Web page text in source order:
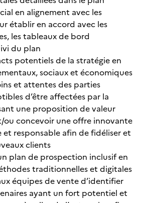
en alignement avec les
établir en accord avec les
les tableaux de bord
du plan
potentiels de la stratégie en
sociaux et économiques
et attentes des parties
d’être affectées par la
une proposition de valeur
concevoir une offre innovante
responsable afin de fidéliser et
clients
plan de prospection inclusif en
traditionnelles et digitales
équipes de vente d’identifier
ayant un fort potentiel et